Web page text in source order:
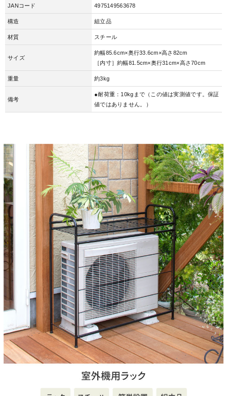
JANコード 4975149563678
構造 組立品
材質 スチール
サイズ
約幅85.6cm×奥行33.6cm×高さ82cm
［内寸］約幅81.5cm×奥行31cm×高さ70cm
重量 約3kg
備考
●耐荷重：10kgまで（この値は実測値です。保証
値ではありません。）